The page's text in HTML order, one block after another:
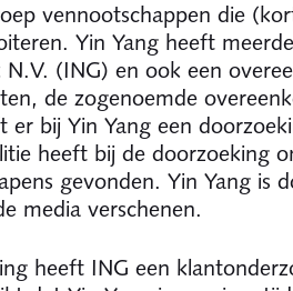
vennootschappen die
Yin Yang heeft
(ING) en ook een
de zogenoemde
er bij Yin Yang een
heeft bij de doorzoeking
gevonden. Yin Yang is
media verschenen.
heeft ING een